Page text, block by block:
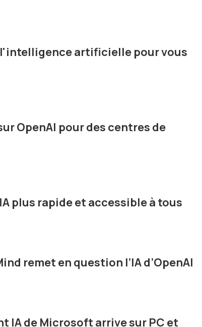
l'intelligence artificielle pour vous
OpenAI pour des centres de
plus rapide et accessible à tous
remet en question l’IA d’OpenAI
IA de Microsoft arrive sur PC et